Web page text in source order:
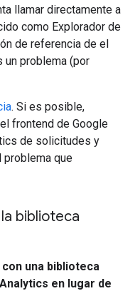
llamar directamente a
como Explorador de
de referencia de el
un problema (por
. Si es posible,
frontend de Google
de solicitudes y
problema que
biblioteca
una biblioteca
en lugar de